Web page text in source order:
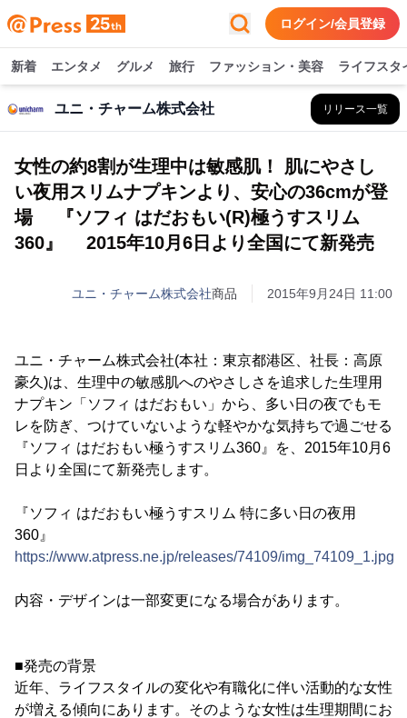
ログイン/会員登録
新着 エンタメ グルメ 旅行 ファッション・美容 ライフスタ
ユニ・チャーム株式会社 リリース一覧
女性の約8割が生理中は敏感肌！ 肌にやさし
い夜用スリムナプキンより、安心の36cmが登
場 『ソフィ はだおもい(R)極うすスリム
360』 2015年10月6日より全国にて新発売
ユニ・チャーム株式会社商品 2015年9月24日 11:00
ユニ・チャーム株式会社(本社：東京都港区、社長：高原
豪久)は、生理中の敏感肌へのやさしさを追求した生理用
ナプキン「ソフィ はだおもい」から、多い日の夜でもモ
レを防ぎ、つけていないような軽やかな気持ちで過ごせる
『ソフィ はだおもい極うすスリム360』を、2015年10月6
日より全国にて新発売します。
『ソフィ はだおもい極うすスリム 特に多い日の夜用
360』
https://www.atpress.ne.jp/releases/74109/img_74109_1.jpg
内容・デザインは一部変更になる場合があります。
■発売の背景
近年、ライフスタイルの変化や有職化に伴い活動的な女性
が増える傾向にあります。そのような女性は生理期間にお